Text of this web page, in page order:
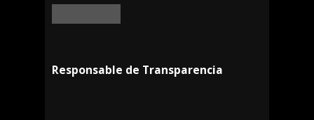
Responsable de Transparencia